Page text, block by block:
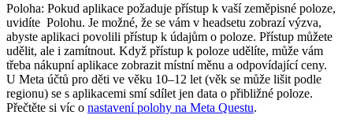
Poloha: Pokud aplikace požaduje přístup k vaší zeměpisné poloze,
uvidíte Polohu. Je možné, že se vám v headsetu zobrazí výzva,
abyste aplikaci povolili přístup k údajům o poloze. Přístup můžete
udělit, ale i zamítnout. Když přístup k poloze udělíte, může vám
třeba nákupní aplikace zobrazit místní měnu a odpovídající ceny.
U Meta účtů pro děti ve věku 10–12 let (věk se může lišit podle
regionu) se s aplikacemi smí sdílet jen data o přibližné poloze.
Přečtěte si víc o nastavení polohy na Meta Questu.